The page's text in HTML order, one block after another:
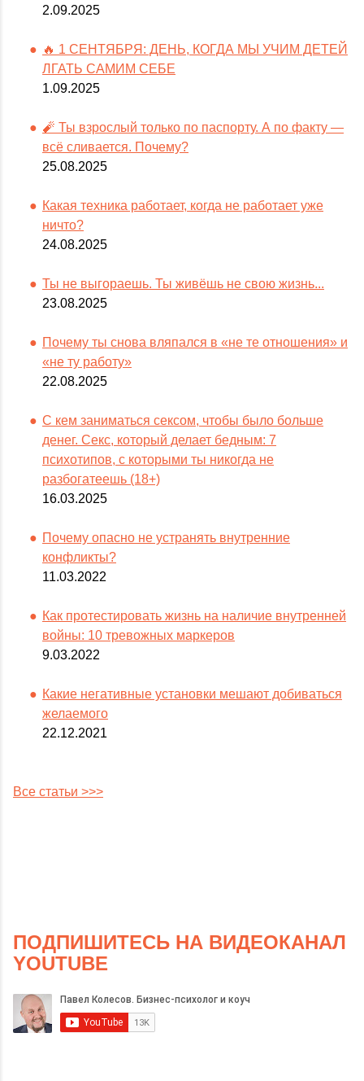
2.09.2025
🔥 1 СЕНТЯБРЯ: ДЕНЬ, КОГДА МЫ УЧИМ ДЕТЕЙ
ЛГАТЬ САМИМ СЕБЕ
1.09.2025
🧨 Ты взрослый только по паспорту. А по факту —
всё сливается. Почему?
25.08.2025
Какая техника работает, когда не работает уже
ничто?
24.08.2025
Ты не выгораешь. Ты живёшь не свою жизнь...
23.08.2025
Почему ты снова вляпался в «не те отношения» и
«не ту работу»
22.08.2025
С кем заниматься сексом, чтобы было больше
денег. Секс, который делает бедным: 7
психотипов, с которыми ты никогда не
разбогатеешь (18+)
16.03.2025
Почему опасно не устранять внутренние
конфликты?
11.03.2022
Как протестировать жизнь на наличие внутренней
войны: 10 тревожных маркеров
9.03.2022
Какие негативные установки мешают добиваться
желаемого
22.12.2021
Все статьи >>>
ПОДПИШИТЕСЬ НА ВИДЕОКАНАЛ
YOUTUBE